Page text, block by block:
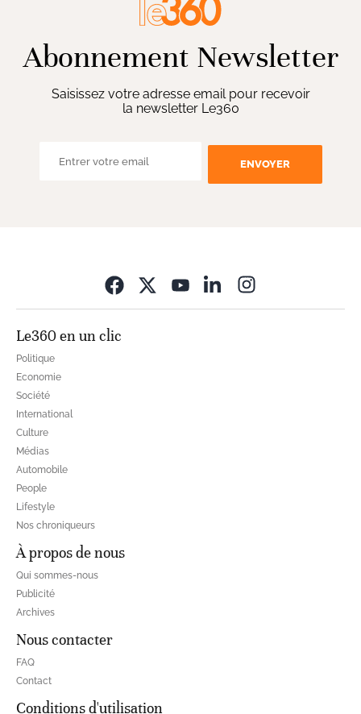
Abonnement Newsletter
Saisissez votre adresse email pour recevoir
la newsletter Le360
ENVOYER
Le360 en un clic
Politique
Economie
Société
International
Culture
Médias
Automobile
People
Lifestyle
Nos chroniqueurs
À propos de nous
Qui sommes-nous
Publicité
Archives
Nous contacter
FAQ
Contact
Conditions d'utilisation